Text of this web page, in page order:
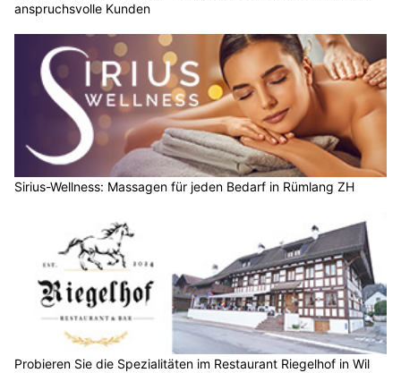
anspruchsvolle Kunden
Sirius-Wellness: Massagen für jeden Bedarf in Rümlang ZH
Probieren Sie die Spezialitäten im Restaurant Riegelhof in Wil